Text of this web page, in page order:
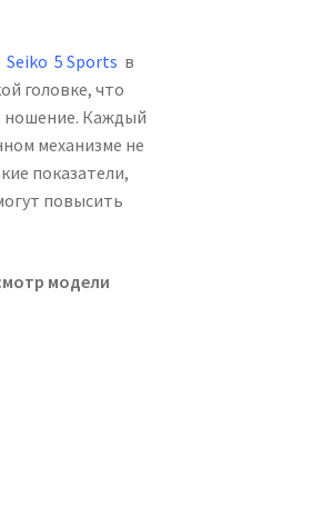
Seiko 5 Sports в
головке, что
ношение. Каждый
механизме не
показатели,
повысить
модели